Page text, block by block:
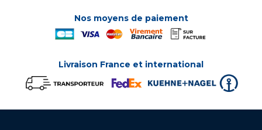
Nos moyens de paiement
Livraison France et international